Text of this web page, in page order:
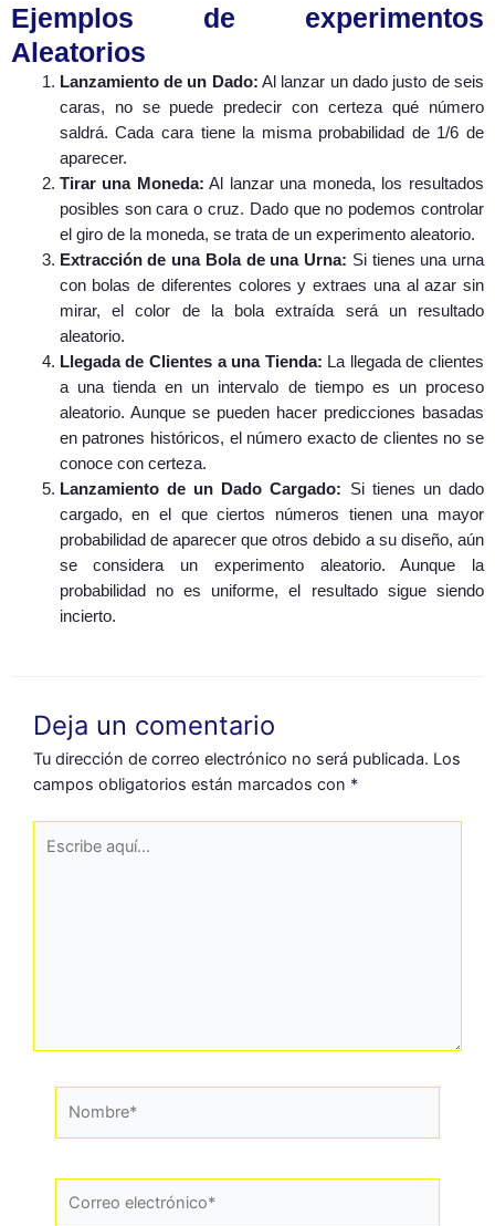
Ejemplos de experimentos
Aleatorios
Lanzamiento de un Dado: Al lanzar un dado justo de seis
caras, no se puede predecir con certeza qué número
saldrá. Cada cara tiene la misma probabilidad de 1/6 de
aparecer.
Tirar una Moneda: Al lanzar una moneda, los resultados
posibles son cara o cruz. Dado que no podemos controlar
el giro de la moneda, se trata de un experimento aleatorio.
Extracción de una Bola de una Urna: Si tienes una urna
con bolas de diferentes colores y extraes una al azar sin
mirar, el color de la bola extraída será un resultado
aleatorio.
Llegada de Clientes a una Tienda: La llegada de clientes
a una tienda en un intervalo de tiempo es un proceso
aleatorio. Aunque se pueden hacer predicciones basadas
en patrones históricos, el número exacto de clientes no se
conoce con certeza.
Lanzamiento de un Dado Cargado: Si tienes un dado
cargado, en el que ciertos números tienen una mayor
probabilidad de aparecer que otros debido a su diseño, aún
se considera un experimento aleatorio. Aunque la
probabilidad no es uniforme, el resultado sigue siendo
incierto.
Deja un comentario
Tu dirección de correo electrónico no será publicada. Los
campos obligatorios están marcados con *